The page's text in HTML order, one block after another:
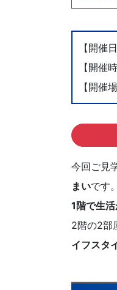
【開催
【開催
【開催
今回ご見
まいです。
1階で生
2階の2部
イフスタ